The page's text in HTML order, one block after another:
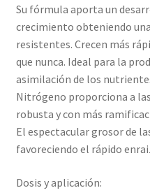
Su fórmula aporta un
crecimiento obteniendo
resistentes. Crecen más
que nunca. Ideal para la
asimilación de los
Nitrógeno proporciona a
robusta y con más
El espectacular grosor de
favoreciendo el rápido
Dosis y aplicación: